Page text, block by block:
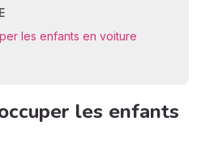
les enfants en voiture
les enfants